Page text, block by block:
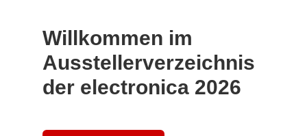
Willkommen im
Ausstellerverzeichnis
der electronica 2026